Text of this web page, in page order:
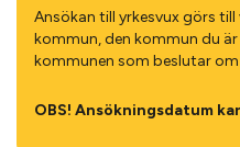
Ansökan till yrkesvux görs
kommun, den kommun du
kommunen som beslutar
OBS! Ansökningsdatum